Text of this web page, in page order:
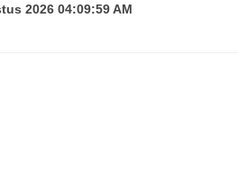
2026 04:09:59 AM